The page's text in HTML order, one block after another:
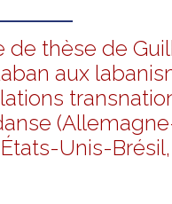
de thèse de
aux
Unis-Brésil,